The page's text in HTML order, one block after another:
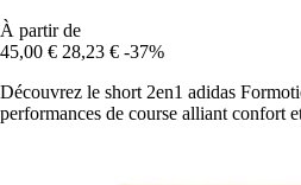
À partir de
45,00 € 28,23 € -37%
Découvrez le short 2en1 adidas
performances de course alliant confort